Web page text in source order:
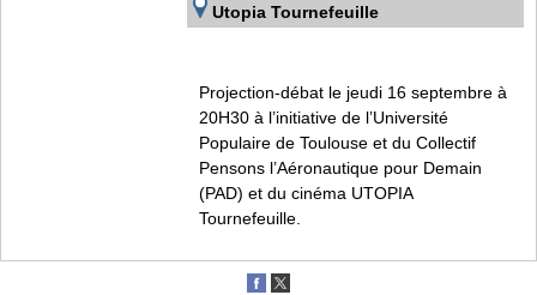
Utopia Tournefeuille
Projection-débat le jeudi 16 septembre à
20H30 à l’initiative de l’Université
Populaire de Toulouse et du Collectif
Pensons l’Aéronautique pour Demain
(PAD) et du cinéma UTOPIA
Tournefeuille.